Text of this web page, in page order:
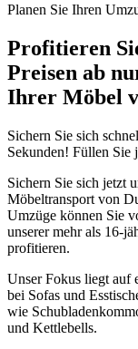
Planen Sie Ihren
Profitieren
Preisen ab
Ihrer Möbel
Sichern Sie sich
Sekunden! Füllen Sie
Sichern Sie sich jetzt
Möbeltransport von
Umzüge können Sie
unserer mehr als 16-
profitieren.
Unser Fokus liegt auf
bei Sofas und
wie
und Kettlebells.